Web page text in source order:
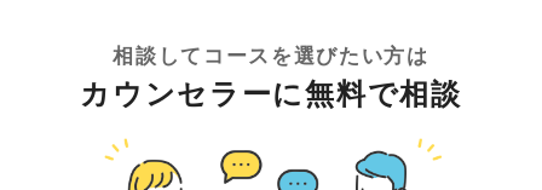
相談してコースを選びたい方は
カウンセラーに無料で相談